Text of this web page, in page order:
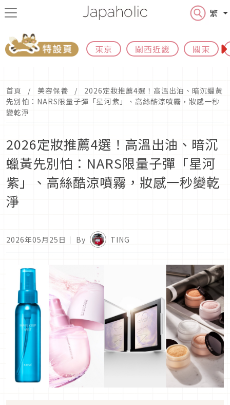
繁
東京 關西近畿 關東
首頁 美容保養
2026定妝推薦4選！高溫出油、暗沉蠟黃
先別怕：NARS限量子彈「星河紫」、高絲酷涼噴霧，妝感一秒
變乾淨
2026定妝推薦4選！高溫出油、暗沉
蠟黃先別怕：NARS限量子彈「星河
紫」、高絲酷涼噴霧，妝感一秒變乾
淨
2026年05月25日 ｜ By TING